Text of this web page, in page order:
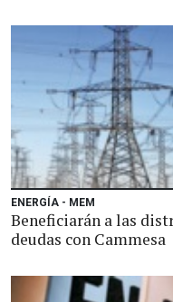
ENERGÍA - MEM
Beneficiarán a las
deudas con Cammesa